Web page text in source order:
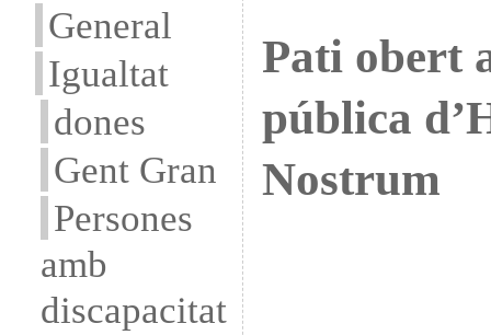
General
Igualtat
dones
Gent Gran
Persones
amb
discapacitat
Pati obert
pública
Nostrum